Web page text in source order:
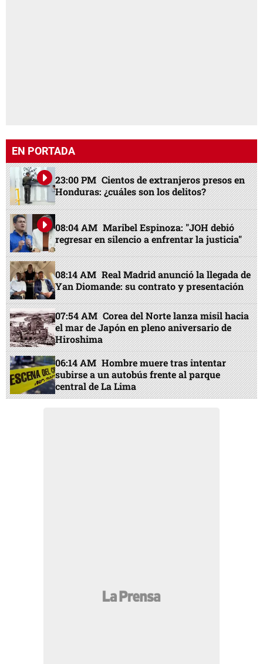
EN PORTADA
23:00 PM Cientos de extranjeros presos en
Honduras: ¿cuáles son los delitos?
08:04 AM Maribel Espinoza: "JOH debió
regresar en silencio a enfrentar la justicia"
08:14 AM Real Madrid anunció la llegada de
Yan Diomande: su contrato y presentación
07:54 AM Corea del Norte lanza misil hacia
el mar de Japón en pleno aniversario de
Hiroshima
06:14 AM Hombre muere tras intentar
subirse a un autobús frente al parque
central de La Lima